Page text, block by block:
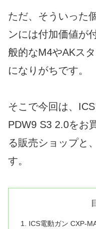
ただ、そういった
ンには付加価値が
般的なM4やAKス
になりがちです。
そこで今回は、
PDW9 S3 2.0をお
る販売ショップと
す。
ICS電動ガン CXP-